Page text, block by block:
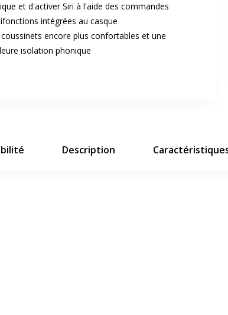
écran
et d'activer Siri à l'aide des commandes
intégrées au casque
encore plus confortables et une
isolation phonique
Description